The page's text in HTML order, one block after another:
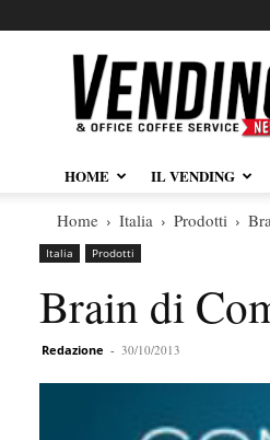
HOME IL VENDING
Home Italia Prodotti
Italia Prodotti
Brain di
Redazione - 30/10/2013